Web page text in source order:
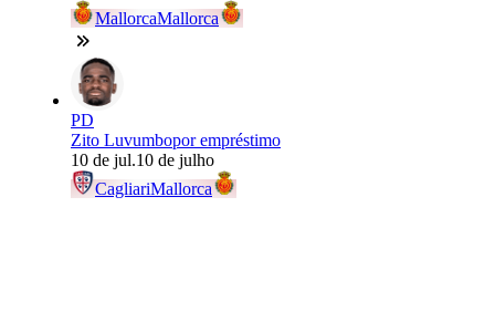
MallorcaMallorca
PD
Zito Luvumbopor empréstimo
10 de jul.10 de julho
CagliariMallorca